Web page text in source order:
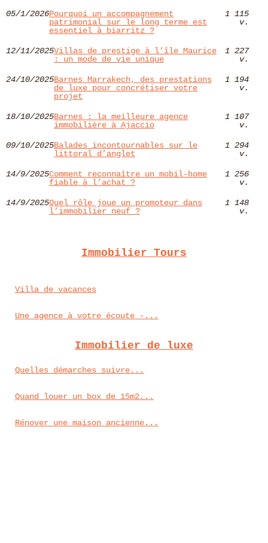
05/1/2026Pourquoi un accompagnement
patrimonial sur le long terme est
essentiel à biarritz ?
1 115
v.
12/11/2025Villas de prestige à l’île Maurice
: un mode de vie unique
1 227
v.
24/10/2025Barnes Marrakech, des prestations
de luxe pour concrétiser votre
projet
1 194
v.
18/10/2025Barnes : la meilleure agence
immobilière à Ajaccio
1 107
v.
09/10/2025Balades incontournables sur le
littoral d’anglet
1 294
v.
14/9/2025Comment reconnaître un mobil-home
fiable à l’achat ?
1 256
v.
14/9/2025Quel rôle joue un promoteur dans
l’immobilier neuf ?
1 148
v.
Immobilier Tours
Villa de vacances
Une agence à votre écoute -...
Immobilier de luxe
Quelles démarches suivre...
Quand louer un box de 15m2...
Rénover une maison ancienne...